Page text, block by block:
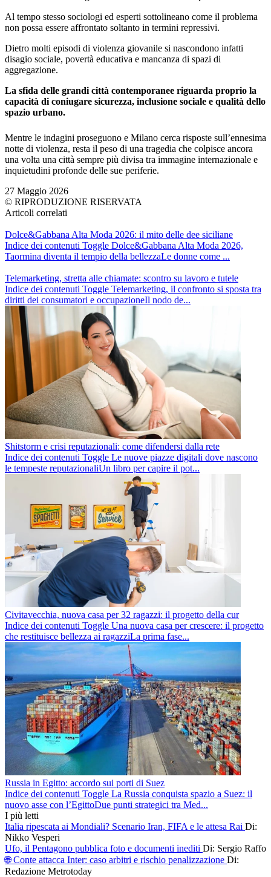
Al tempo stesso sociologi ed esperti sottolineano come il problema
non possa essere affrontato soltanto in termini repressivi.
Dietro molti episodi di violenza giovanile si nascondono infatti
disagio sociale, povertà educativa e mancanza di spazi di
aggregazione.
La sfida delle grandi città contemporanee riguarda proprio la
capacità di coniugare sicurezza, inclusione sociale e qualità dello
spazio urbano.
Mentre le indagini proseguono e Milano cerca risposte sull’ennesima
notte di violenza, resta il peso di una tragedia che colpisce ancora
una volta una città sempre più divisa tra immagine internazionale e
inquietudini profonde delle sue periferie.
27 Maggio 2026
© RIPRODUZIONE RISERVATA
Articoli correlati
Dolce&Gabbana Alta Moda 2026: il mito delle dee siciliane
Indice dei contenuti Toggle Dolce&Gabbana Alta Moda 2026,
Taormina diventa il tempio della bellezzaLe donne come ...
Telemarketing, stretta alle chiamate: scontro su lavoro e tutele
Indice dei contenuti Toggle Telemarketing, il confronto si sposta tra
diritti dei consumatori e occupazioneIl nodo de...
Shitstorm e crisi reputazionali: come difendersi dalla rete
Indice dei contenuti Toggle Le nuove piazze digitali dove nascono
le tempeste reputazionaliUn libro per capire il pot...
Civitavecchia, nuova casa per 32 ragazzi: il progetto della cur
Indice dei contenuti Toggle Una nuova casa per crescere: il progetto
che restituisce bellezza ai ragazziLa prima fase...
Russia in Egitto: accordo sui porti di Suez
Indice dei contenuti Toggle La Russia conquista spazio a Suez: il
nuovo asse con l’EgittoDue punti strategici tra Med...
I più letti
Italia ripescata ai Mondiali? Scenario Iran, FIFA e le attesa Rai Di:
Nikko Vesperi
Ufo, il Pentagono pubblica foto e documenti inediti Di: Sergio Raffo
🌐 Conte attacca Inter: caso arbitri e rischio penalizzazione Di:
Redazione Metrotoday